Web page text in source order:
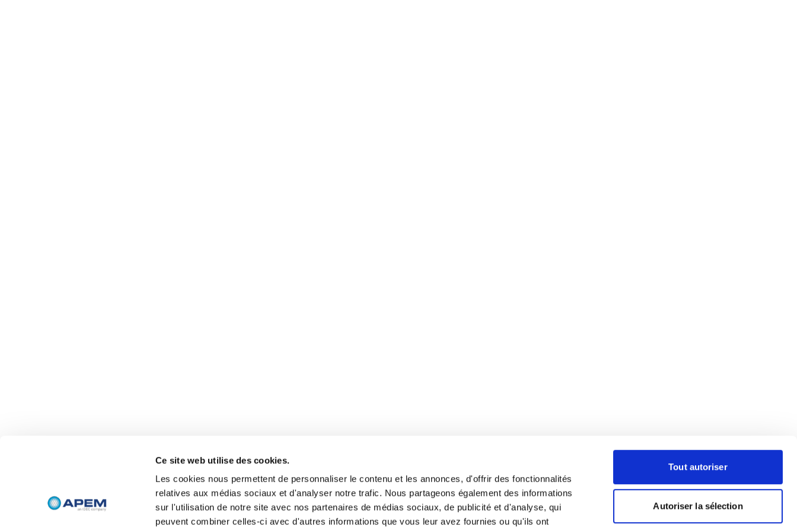
Ce site web utilise des cookies.
Les cookies nous permettent de personnaliser le contenu et les annonces, d'offrir des fonctionnalités
relatives aux médias sociaux et d'analyser notre trafic. Nous partageons également des informations
sur l'utilisation de notre site avec nos partenaires de médias sociaux, de publicité et d'analyse, qui
peuvent combiner celles-ci avec d'autres informations que vous leur avez fournies ou qu'ils ont
Tout autoriser
Autoriser la sélection